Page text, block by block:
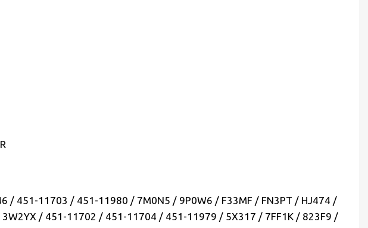
/ 451-11703 / 451-11980 / 7M0N5 / 9P0W6 / F33MF / FN3PT / HJ474 /
/ 451-11702 / 451-11704 / 451-11979 / 5X317 / 7FF1K / 823F9 /